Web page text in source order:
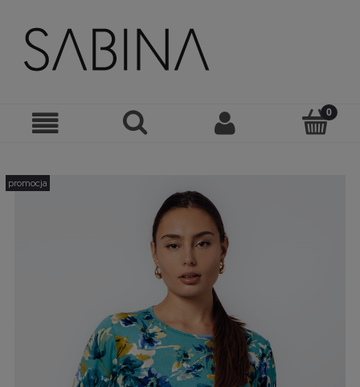
promocja